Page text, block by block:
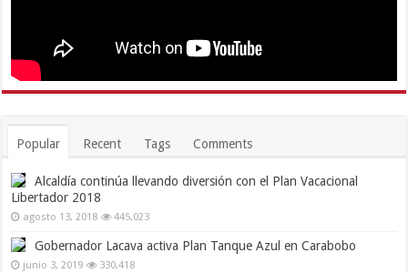
Popular Recent Tags Comments
Alcaldía continúa llevando diversión con el Plan Vacacional
Libertador 2018
agosto 13, 2018 445,023
Gobernador Lacava activa Plan Tanque Azul en Carabobo
junio 3, 2019 330,418